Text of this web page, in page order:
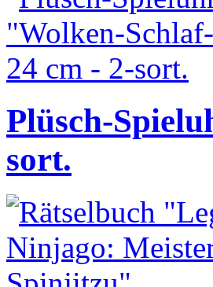
Plüsch-
sort.